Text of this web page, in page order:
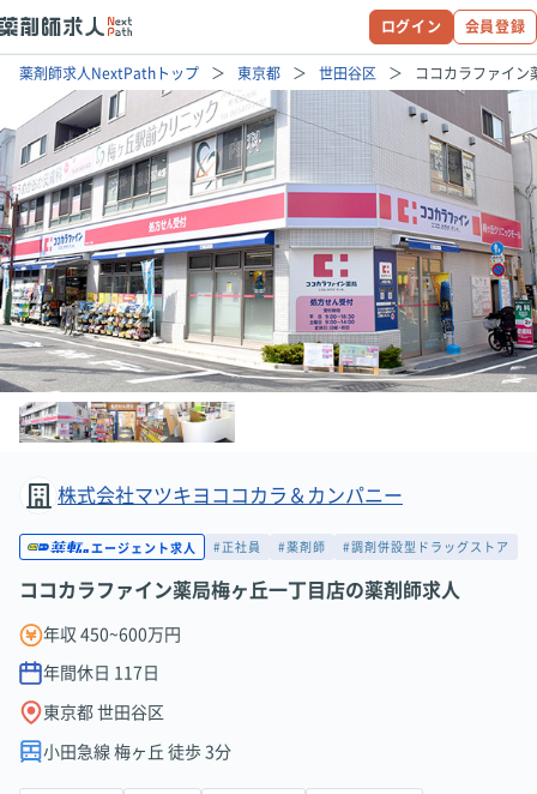
ログイン 会員登録
薬剤師求人NextPathトップ 東京都 世田谷区 ココカラファイン
株式会社マツキヨココカラ＆カンパニー
エージェント求人 #正社員 #薬剤師 #調剤併設型ドラッグストア
ココカラファイン薬局梅ヶ丘一丁目店の薬剤師求人
年収 450~600万円
年間休日 117 日
東京都 世田谷区
小田急線 梅ヶ丘 徒歩 3分